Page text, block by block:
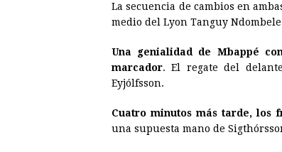
La secuencia de cambios en
medio del Lyon Tanguy
Una genialidad de Mbappé
marcador. El regate del
Eyjólfsson.
Cuatro minutos más tarde, los
una supuesta mano de